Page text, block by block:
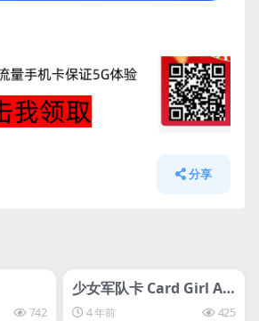
分享
742
svip专属
少女军队卡 Card Girl Ar
my4 年前 425